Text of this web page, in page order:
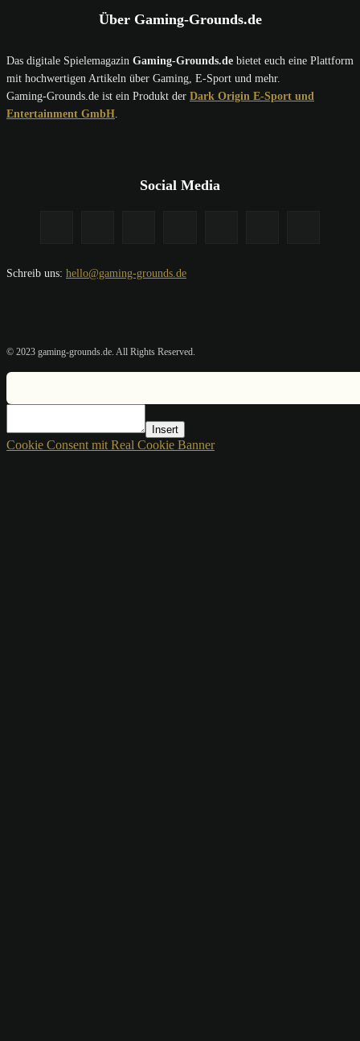
Über Gaming-Grounds.de
Das digitale Spielemagazin Gaming-Grounds.de bietet euch eine Plattform
mit hochwertigen Artikeln über Gaming, E-Sport und mehr.
Gaming-Grounds.de ist ein Produkt der Dark Origin E-Sport und
Entertainment GmbH
Social Media
Schreib uns: hello@gaming-grounds.de
© 2023 gaming-grounds.de. All Rights Reserved.
Insert
Cookie Consent mit Real Cookie Banner